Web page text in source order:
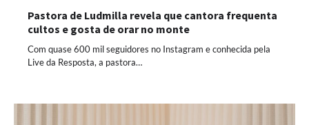
Pastora de Ludmilla revela que cantora frequenta
cultos e gosta de orar no monte
Com quase 600 mil seguidores no Instagram e conhecida pela
Live da Resposta, a pastora…